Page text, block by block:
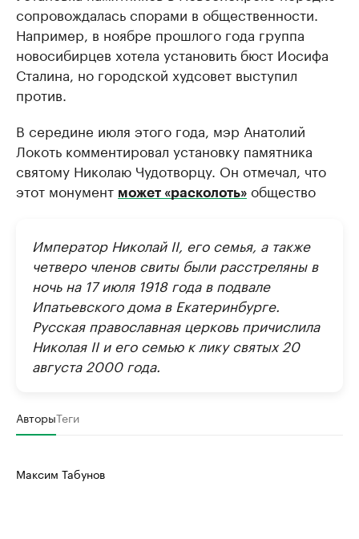
сопровождалась спорами в общественности.
Например, в ноябре прошлого года группа
новосибирцев хотела установить бюст Иосифа
Сталина, но городской худсовет выступил
против.
В середине июля этого года, мэр Анатолий
Локоть комментировал установку памятника
святому Николаю Чудотворцу. Он отмечал, что
этот монумент может «расколоть» общество
Император Николай II, его семья, а также
четверо членов свиты были расстреляны в
ночь на 17 июля 1918 года в подвале
Ипатьевского дома в Екатеринбурге.
Русская православная церковь причислила
Николая II и его семью к лику святых 20
августа 2000 года.
АвторыТеги
Максим Табунов